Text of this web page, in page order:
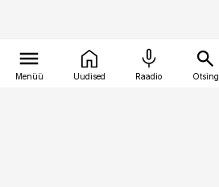
Menüü Uudised Raadio Otsing